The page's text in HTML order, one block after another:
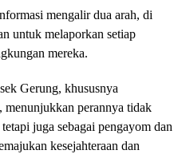
mengalir dua arah, di
untuk melaporkan setiap
mereka.
Gerung, khususnya
menunjukkan perannya tidak
juga sebagai pengayom dan
kesejahteraan dan